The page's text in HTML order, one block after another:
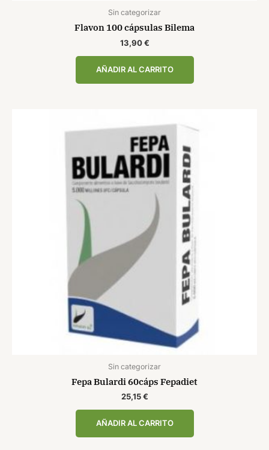
Sin categorizar
Flavon 100 cápsulas Bilema
13,90€
AÑADIR AL CARRITO
Sin categorizar
Fepa Bulardi 60cáps Fepadiet
25,15€
AÑADIR AL CARRITO